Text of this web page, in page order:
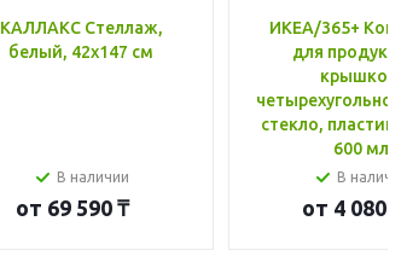
КАЛЛАКС Стеллаж,
белый, 42x147 см
В наличии
от 69 590 ₸
ИКЕА/365+
для
крышкой,
стекло, пластик
600 мл
В
от 4 080 ₸